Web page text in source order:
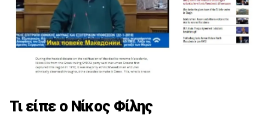
Τι είπε ο Νίκος Φίλης